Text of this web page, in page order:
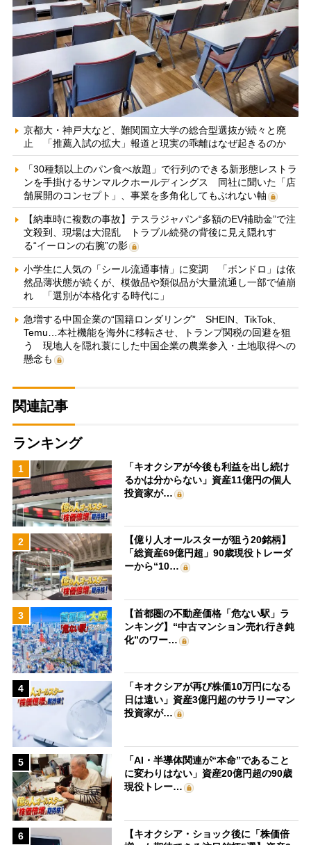
京都大・神戸大など、難関国立大学の総合型選抜が続々と廃
止 「推薦入試の拡大」報道と現実の乖離はなぜ起きるのか
「30種類以上のパン食べ放題」で行列のできる新形態レストラ
ンを手掛けるサンマルクホールディングス 同社に聞いた「店
舗展開のコンセプト」、事業を多角化してもぶれない軸
【納車時に複数の事故】テスラジャパン“多額のEV補助金”で注
文殺到、現場は大混乱 トラブル続発の背後に見え隠れす
る“イーロンの右腕”の影
小学生に人気の「シール流通事情」に変調 「ボンドロ」は依
然品薄状態が続くが、模倣品や類似品が大量流通し一部で値崩
れ 「選別が本格化する時代に」
急増する中国企業の“国籍ロンダリング” SHEIN、TikTok、
Temu…本社機能を海外に移転させ、トランプ関税の回避を狙
う 現地人を隠れ蓑にした中国企業の農業参入・土地取得への
懸念も
関連記事
ランキング
1
「キオクシアが今後も利益を出し続け
るかは分からない」資産11億円の個人
投資家が…
2
【億り人オールスターが狙う20銘柄】
「総資産69億円超」90歳現役トレーダ
ーから“10…
3
【首都圏の不動産価格「危ない駅」ラ
ンキング】“中古マンション売れ行き鈍
化”のワー…
4
「キオクシアが再び株価10万円になる
日は遠い」資産3億円超のサラリーマン
投資家が…
5
「AI・半導体関連が“本命”であること
に変わりはない」資産20億円超の90歳
現役トレー…
6
【キオクシア・ショック後に「株価倍